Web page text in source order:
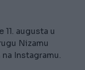
augusta u
Nizamu
Instagramu.